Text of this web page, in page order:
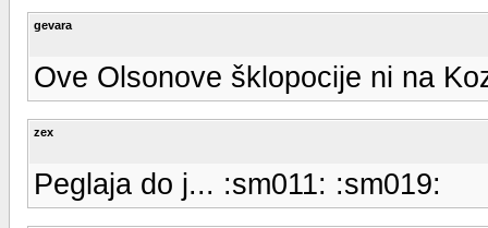
gevara
Ove Olsonove šklopocije ni na
zex
Peglaja do j... :sm011: :sm019: